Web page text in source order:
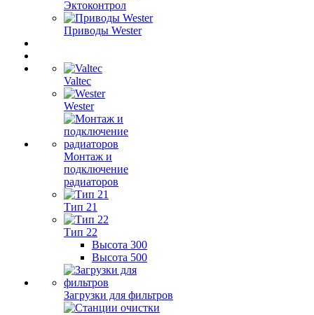
Эктоконтрол
Приводы Wester
Valtec
Wester
Монтаж и
подключение
радиаторов
Тип 21
Тип 22
Высота 300
Высота 500
Загрузки для фильтров